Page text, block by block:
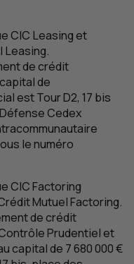
CIC Leasing et
Leasing.
de crédit
de
est Tour D2, 17 bis
Cedex
le numéro
CICFactoring
Mutuel Factoring.
de crédit
Prudentiel et
capital de 7 680 000 €